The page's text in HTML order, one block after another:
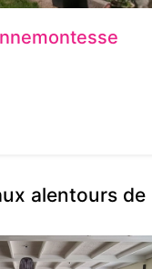
alentours de